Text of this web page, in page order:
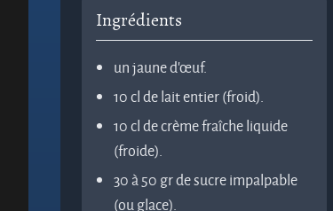
Ingrédients
un jaune d'œuf.
10 cl de lait entier (froid).
10 cl de crème fraîche liquide
(froide).
30 à 50 gr de sucre impalpable
(ou glace).